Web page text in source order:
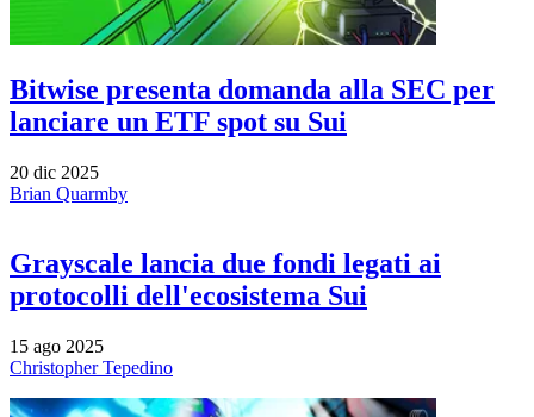
Bitwise presenta domanda alla SEC per
lanciare un ETF spot su Sui
20 dic 2025
Brian Quarmby
Grayscale lancia due fondi legati ai
protocolli dell'ecosistema Sui
15 ago 2025
Christopher Tepedino